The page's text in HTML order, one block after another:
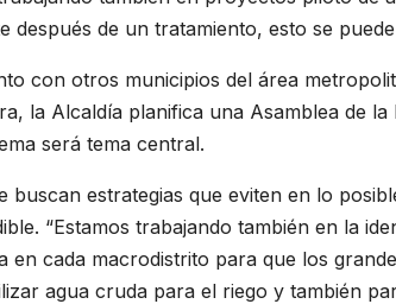
después de un tratamiento, esto se
con otros municipios del área
la Alcaldía planifica una Asamblea de
será tema central.
buscan estrategias que eviten en lo
“Estamos trabajando también en la
en cada macrodistrito para que los
agua cruda para el riego y también